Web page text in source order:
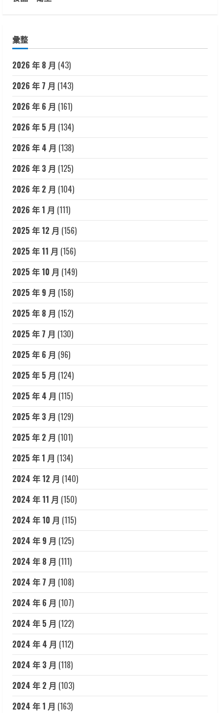
彙整
2026 年 8 月 (43)
2026 年 7 月 (143)
2026 年 6 月 (161)
2026 年 5 月 (134)
2026 年 4 月 (138)
2026 年 3 月 (125)
2026 年 2 月 (104)
2026 年 1 月 (111)
2025 年 12 月 (156)
2025 年 11 月 (156)
2025 年 10 月 (149)
2025 年 9 月 (158)
2025 年 8 月 (152)
2025 年 7 月 (130)
2025 年 6 月 (96)
2025 年 5 月 (124)
2025 年 4 月 (115)
2025 年 3 月 (129)
2025 年 2 月 (101)
2025 年 1 月 (134)
2024 年 12 月 (140)
2024 年 11 月 (150)
2024 年 10 月 (115)
2024 年 9 月 (125)
2024 年 8 月 (111)
2024 年 7 月 (108)
2024 年 6 月 (107)
2024 年 5 月 (122)
2024 年 4 月 (112)
2024 年 3 月 (118)
2024 年 2 月 (103)
2024 年 1 月 (163)